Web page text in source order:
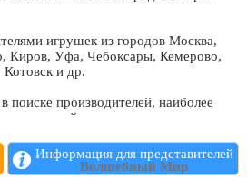
игрушек из городов Москва,
Киров, Уфа, Чебоксары, Кемерово,
Котовск и др.
производителей, наиболее
недорогой игрушки.
поставки продукции.
Информация для представителей
Волшебный Мир